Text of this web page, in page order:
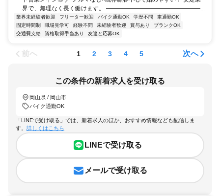
界で、無理なく長く働けます。 ――――――――――――――――...
業界未経験者歓迎 フリーター歓迎 バイク通勤OK 学歴不問
車通勤OK
固定時間制
職場見学可 経験不問 未経験者歓迎 賞与あり
ブランクOK
交通費支給
資格取得手当あり 友達と応募OK
前へ 1 2 3 4 5 次へ
この条件の新着求人を受け取る
岡山県 / 岡山市
バイク通勤OK
「LINEで受け取る」では、新着求人のほか、おすすめ情報なども配信しま
す。 詳しくはこちら
LINEで受け取る
メールで受け取る